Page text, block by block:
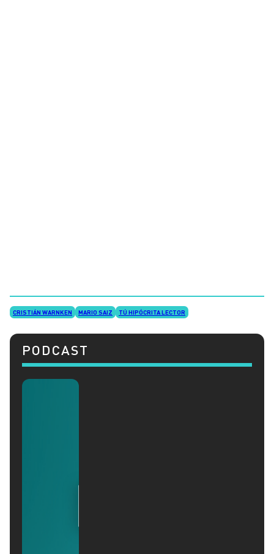
CRISTIÁN WARNKEN MARIO SAIZ TÚ HIPÓCRITA LECTOR
PODCAST